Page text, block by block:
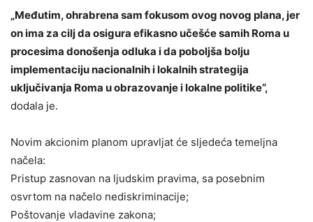
„Međutim, ohrabrena sam fokusom ovog novog plana, jer
on ima za cilj da osigura efikasno učešće samih Roma u
procesima donošenja odluka i da poboljša bolju
implementaciju nacionalnih i lokalnih strategija
uključivanja Roma u obrazovanje i lokalne politike“,
dodala je.
Novim akcionim planom upravljat će sljedeća temeljna
načela:
Pristup zasnovan na ljudskim pravima, sa posebnim
osvrtom na načelo nediskriminacije;
Poštovanje vladavine zakona;